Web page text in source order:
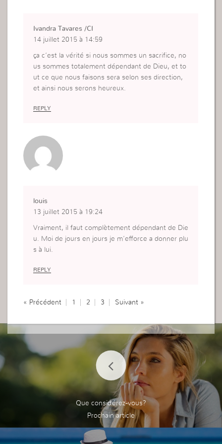
Ivandra Tavares /CI
14 juillet 2015 à 14:59
ça c’est la vérité si nous sommes un sacrifice, no
us sommes totalement dépendant de Dieu, et to
ut ce que nous faisons sera selon ses direction,
et ainsi nous serons heureux.
REPLY
louis
13 juillet 2015 à 19:24
Vraiment, il faut complètement dépendant de Die
u. Moi de jours en jours je m’efforce a donner plu
s à lui.
REPLY
« Précédent 1 2 3 Suivant »
Que considérez-vous?